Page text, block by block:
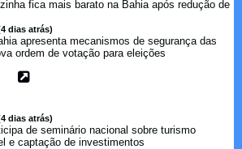
fica mais barato na Bahia após redução de
dias atrás)
apresenta mecanismos de segurança das
ordem de votação para eleições
dias atrás)
de seminário nacional sobre turismo
e captação de investimentos